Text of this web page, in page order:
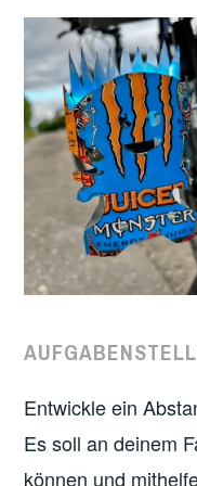
Entwickle ein
Es soll an deinem
können und